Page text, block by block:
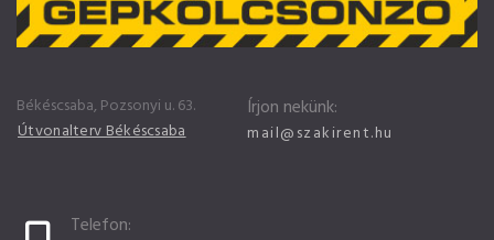
Békéscsaba, Pozsonyi u. 63.
Útvonalterv Békéscsaba
Írjon nekünk:
mail@szakirent.hu
Telefon: